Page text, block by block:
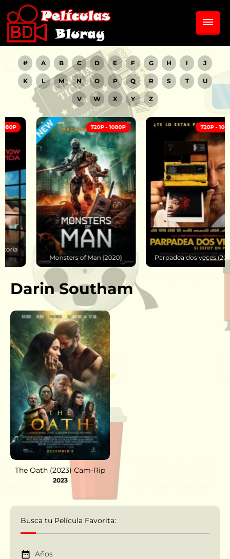
# A B C D E F G H I J
K L M N O P Q R S T U
V W X Y Z
720P - 1080P
Monsters of Man (2020)
720P - 1080P
Parpadea dos veces (2024)
Darin Southam
The Oath (2023) Cam-Rip
2023
Busca tu Película Favorita:
Años